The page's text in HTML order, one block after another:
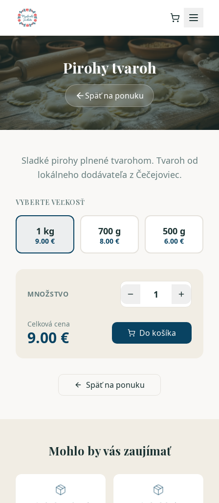
Pirohy tvaroh
Späť na ponuku
Sladké pirohy plnené tvarohom. Tvaroh od
lokálneho dodávateľa z Čečejoviec.
VYBERTE VEĽKOSŤ
1 kg
9.00 €
700 g
8.00 €
500 g
6.00 €
MNOŽSTVO 1
Celková cena
9.00 € Do košíka
Späť na ponuku
Mohlo by vás zaujímať